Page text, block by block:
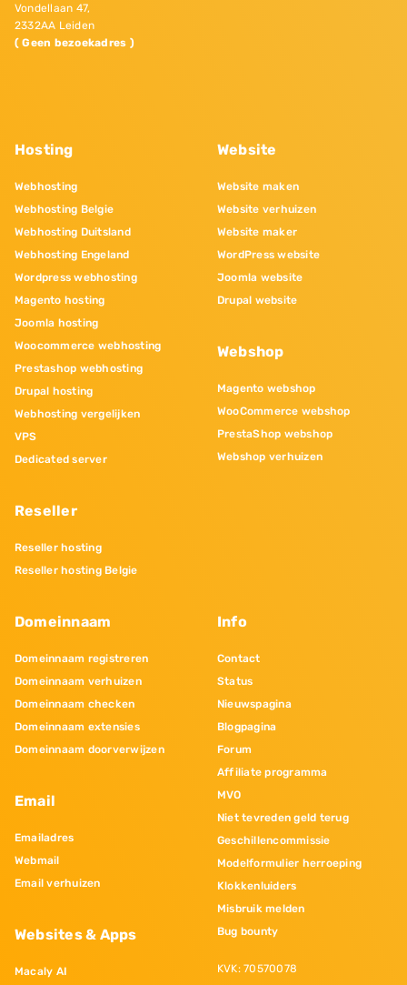
Vondellaan 47,
2332AA Leiden
( Geen bezoekadres )
Hosting
Webhosting
Webhosting Belgie
Webhosting Duitsland
Webhosting Engeland
Wordpress webhosting
Magento hosting
Joomla hosting
Woocommerce webhosting
Prestashop webhosting
Drupal hosting
Webhosting vergelijken
VPS
Dedicated server
Reseller
Reseller hosting
Reseller hosting Belgie
Website
Website maken
Website verhuizen
Website maker
WordPress website
Joomla website
Drupal website
Webshop
Magento webshop
WooCommerce webshop
PrestaShop webshop
Webshop verhuizen
Domeinnaam
Domeinnaam registreren
Domeinnaam verhuizen
Domeinnaam checken
Domeinnaam extensies
Domeinnaam doorverwijzen
Email
Emailadres
Webmail
Email verhuizen
Websites & Apps
Macaly AI
Info
Contact
Status
Nieuwspagina
Blogpagina
Forum
Affiliate programma
MVO
Niet tevreden geld terug
Geschillencommissie
Modelformulier herroeping
Klokkenluiders
Misbruik melden
Bug bounty
KVK: 70570078